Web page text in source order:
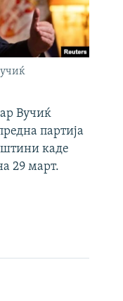
Вучиќ
партија
каде
29 март.